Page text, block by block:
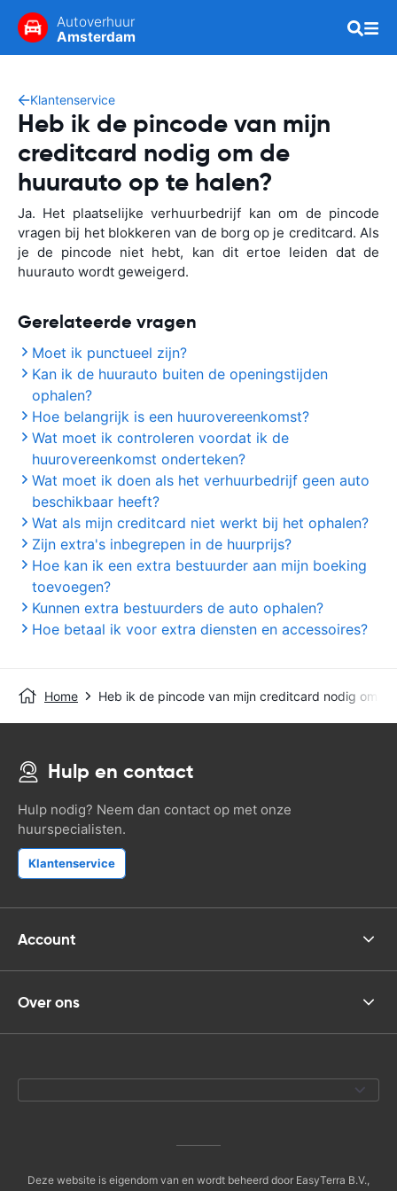
Autoverhuur
Amsterdam
Klantenservice
Heb ik de pincode van mijn
creditcard nodig om de
huurauto op te halen?
Ja. Het plaatselijke verhuurbedrijf kan om de pincode
vragen bij het blokkeren van de borg op je creditcard. Als
je de pincode niet hebt, kan dit ertoe leiden dat de
huurauto wordt geweigerd.
Gerelateerde vragen
Moet ik punctueel zijn?
Kan ik de huurauto buiten de openingstijden
ophalen?
Hoe belangrijk is een huurovereenkomst?
Wat moet ik controleren voordat ik de
huurovereenkomst onderteken?
Wat moet ik doen als het verhuurbedrijf geen auto
beschikbaar heeft?
Wat als mijn creditcard niet werkt bij het ophalen?
Zijn extra's inbegrepen in de huurprijs?
Hoe kan ik een extra bestuurder aan mijn boeking
toevoegen?
Kunnen extra bestuurders de auto ophalen?
Hoe betaal ik voor extra diensten en accessoires?
Home Heb ik de pincode van mijn creditcard nodig om
Hulp en contact
Hulp nodig? Neem dan contact op met onze
huurspecialisten.
Klantenservice
Account
Over ons
Deze website is eigendom van en wordt beheerd door EasyTerra B.V.,